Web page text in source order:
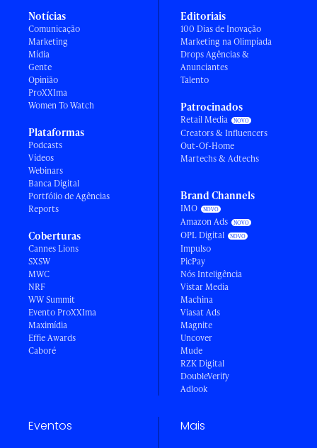
Notícias
Comunicação
Marketing
Mídia
Gente
Opinião
ProXXIma
Women To Watch
Plataformas
Podcasts
Vídeos
Webinars
Banca Digital
Portfólio de Agências
Reports
Coberturas
Cannes Lions
SXSW
MWC
NRF
WW Summit
Evento ProXXIma
Maximídia
Effie Awards
Caboré
Editoriais
100 Dias de Inovação
Marketing na Olimpíada
Drops Agências &
Anunciantes
Talento
Patrocinados
Retail Media
Creators & Influencers
Out-Of-Home
Martechs & Adtechs
Brand Channels
IMO
Amazon Ads
OPL Digital
Impulso
PicPay
Nós Inteligência
Vistar Media
Machina
Viasat Ads
Magnite
Uncover
Mude
RZK Digital
DoubleVerify
Adlook
Eventos Mais